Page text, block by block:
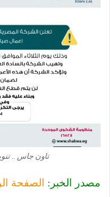
تاون جاس ..
مصدر الخبر: الصفحة